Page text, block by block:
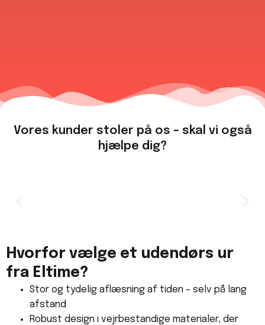
Vores kunder stoler på os – skal vi også
hjælpe dig?​
Hvorfor vælge et udendørs ur
fra Eltime?
Stor og tydelig aflæsning af tiden – selv på lang
afstand
Robust design i vejrbestandige materialer, der